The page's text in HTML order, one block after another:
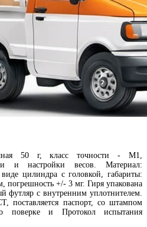
50 г, класс точности - М1,
и настройки весов. Материал:
цилиндра с головкой, габариты:
погрешность +/- 3 мг. Гиря упакована
футляр с внутренним уплотнителем.
поставляется паспорт, со штампом
о поверке и Протокол испытания